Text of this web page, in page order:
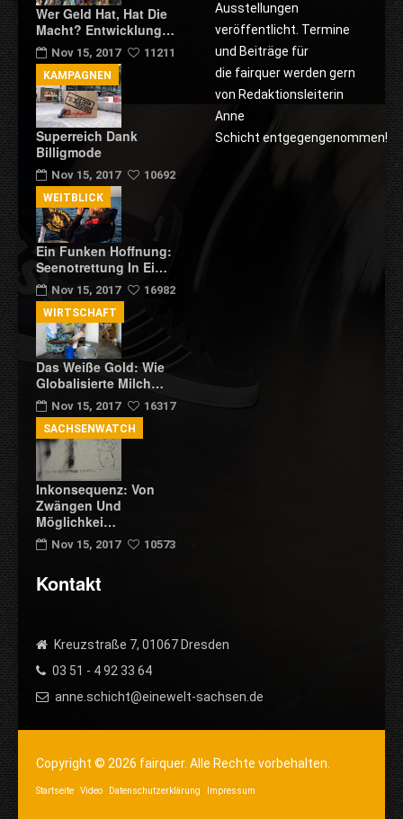
Wer Geld Hat, Hat Die
Macht? Entwicklung…
Nov 15, 2017 11211
Superreich Dank
Billigmode
Nov 15, 2017 10692
KAMPAGNEN
Ein Funken Hoffnung:
Seenotrettung In Ei…
Nov 15, 2017 16982
WEITBLICK
Das Weiße Gold: Wie
Globalisierte Milch…
Nov 15, 2017 16317
WIRTSCHAFT
Inkonsequenz: Von
Zwängen Und
Möglichkei…
Nov 15, 2017 10573
SACHSENWATCH
Ausstellungen
veröffentlicht. Termine
und Beiträge für
die fairquer werden gern
von Redaktionsleiterin
Anne
Schicht entgegengenommen!
Kontakt
Kreuzstraße 7, 01067 Dresden
03 51 - 4 92 33 64
anne.schicht@einewelt-sachsen.de
Copyright © 2026 fairquer. Alle Rechte vorbehalten.
Startseite Video Datenschutzerklärung Impressum